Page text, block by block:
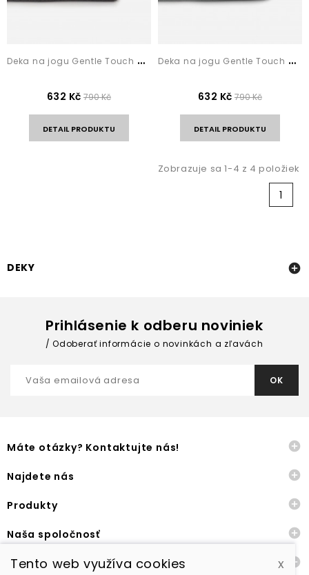
D
eka na jogu Gentle Touch Anthracite
632 Kč 790 Kč
DETAIL PRODUKTU
D
eka na jogu Gentle Touch Grey
632 Kč 790 Kč
DETAIL PRODUKTU
Zobrazuje sa 1-4 z 4 položiek
1
DEKY 
Prihlásenie k odberu noviniek
Odoberať informácie o novinkách a zľavách
Máte otázky? Kontaktujte nás! 
Najdete nás 
Produkty 
Naša spoločnosť 
Ostatné 
Tento web využíva cookies x